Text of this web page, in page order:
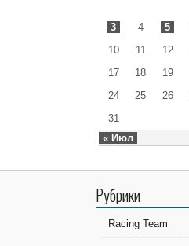
« Июл
3
4 5
10
11 12
17
18 19
24
25 26
31
Рубрики
Racing Team